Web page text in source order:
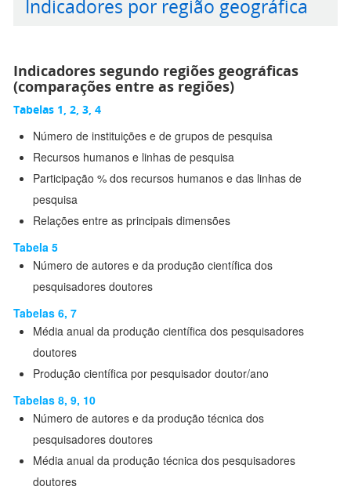
Indicadores por região geográfica
Indicadores segundo regiões geográficas
(comparações entre as regiões)
Tabelas 1, 2, 3, 4
Número de instituições e de grupos de pesquisa
Recursos humanos e linhas de pesquisa
Participação % dos recursos humanos e das linhas de
pesquisa
Relações entre as principais dimensões
Tabela 5
Número de autores e da produção científica dos
pesquisadores doutores
Tabelas 6, 7
Média anual da produção científica dos pesquisadores
doutores
Produção científica por pesquisador doutor/ano
Tabelas 8, 9, 10
Número de autores e da produção técnica dos
pesquisadores doutores
Média anual da produção técnica dos pesquisadores
doutores